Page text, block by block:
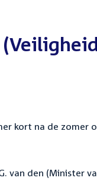
kort na de zomer
van den (Minister